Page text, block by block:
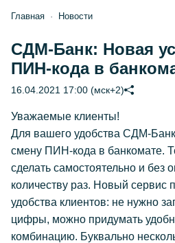
Главная Новости
СДМ-Банк: Новая
ПИН-кода в
16.04.2021 17:00 (мск+2)
Уважаемые клиенты!
Для вашего удобства СДМ-Банк
смену ПИН-кода в банкомате.
сделать самостоятельно и без
количеству раз. Новый сервис
удобства клиентов: не нужно
цифры, можно придумать
комбинацию. Буквально